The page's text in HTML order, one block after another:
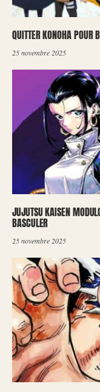
QUITTER KONOHA POUR
25 novembre 2025
JUJUTSU KAISEN
BASCULER
25 novembre 2025